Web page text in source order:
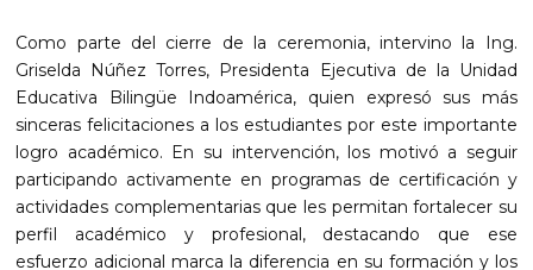
Como parte del cierre de la ceremonia, intervino la Ing.
Griselda Núñez Torres, Presidenta Ejecutiva de la Unidad
Educativa Bilingüe Indoamérica, quien expresó sus más
sinceras felicitaciones a los estudiantes por este importante
logro académico. En su intervención, los motivó a seguir
participando activamente en programas de certificación y
actividades complementarias que les permitan fortalecer su
perfil académico y profesional, destacando que ese
esfuerzo adicional marca la diferencia en su formación y los